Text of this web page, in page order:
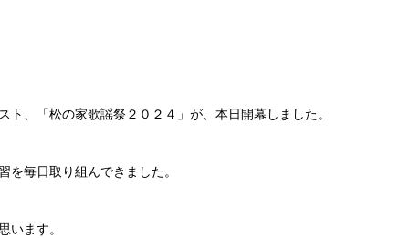
ト、「松の家歌謡祭２０２４」が、本日開幕しました。
を毎日取り組んできました。
います。